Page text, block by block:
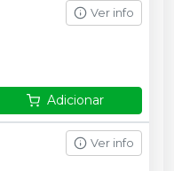
Ver info
Adicionar
Ver info